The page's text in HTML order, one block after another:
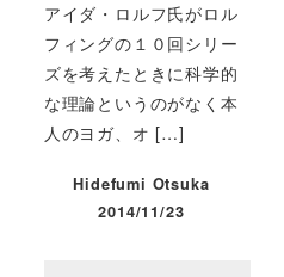
アイダ・ロルフ氏がロル
フィングの１０回シリー
ズを考えたときに科学的
な理論というのがなく本
人のヨガ、オ […]
Hidefumi Otsuka
投稿日
2014/11/23